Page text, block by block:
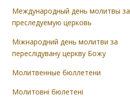
Международный день молитвы за
преследуемую церковь
Міжнародний день молитви за
переслідувану церкву Божу
Молитвенные бюллетени
Молитовні бюлетені